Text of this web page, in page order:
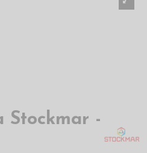
Stockmar -